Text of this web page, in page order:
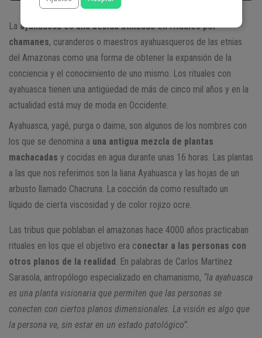
La ayahuasca es una bebida utilizada en rituales por
chamanes, curanderos o maestros ayahuasqueros de las etnias
del Amazonas como una forma de obtener la expansión de la
conciencia y el conocimiento de uno mismo. Los rituales con
ayahuasca tienen una antigüedad de más de cinco mil años y en la
actualidad está muy de moda en Occidente.
Ayahuasca, yagé, purga o daime, son algunos de los nombres con
los que se denomina a una antigua mezcla de plantas
machacadas y cocidas en agua durante unas 16 horas. Las plantas
a las que nos referimos son la liana Ayahuasca y las hojas de un
arbusto llamado Chacruna. La cocción da como resultado un
líquido de cierta viscosidad y de color rojizo ocre.
Las tribus que poblaban el amazonas hace 4000 años practicaban
rituales en los que el objetivo era conectar a las personas con
otros planos de la realidad . En palabras de Carlos Martínez
Sarasola, antropólogo especializado en chamanismo, “la ayahuasca
es una planta visionaria que permiten que las personas se
conecten con ciertos planos dimensionales. La visión es algo que
la persona ve, sin estar en un estado patológico”.